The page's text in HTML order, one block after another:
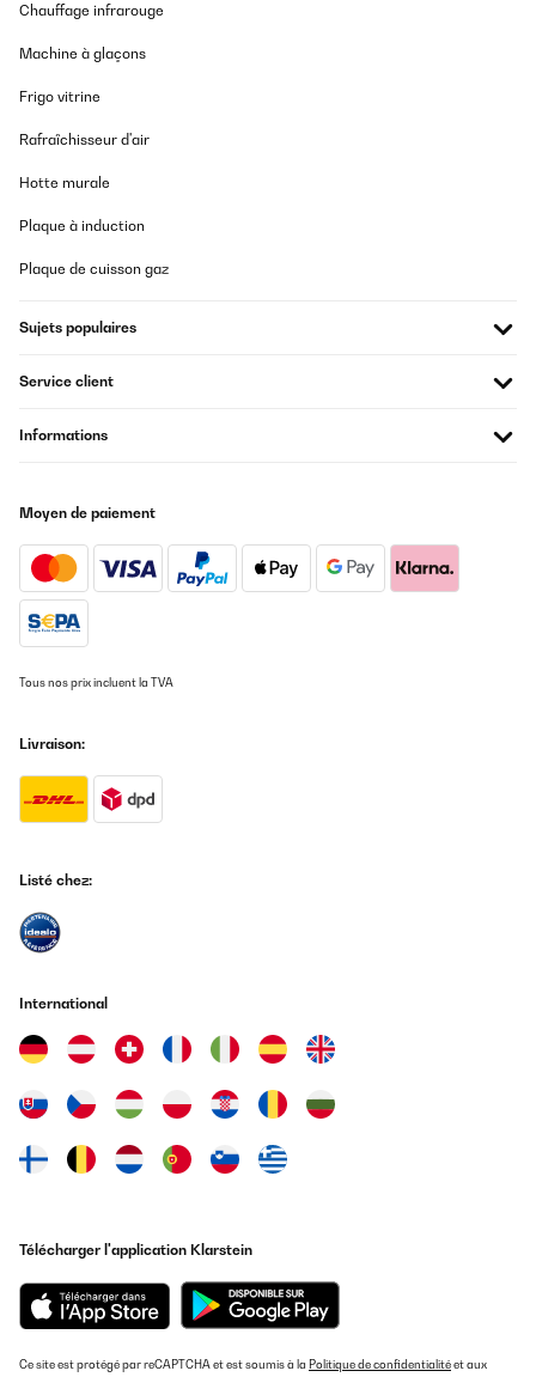
Chauffage infrarouge
Machine à glaçons
Frigo vitrine
Rafraîchisseur d'air
Hotte murale
Plaque à induction
Plaque de cuisson gaz
Sujets populaires
Service client
Informations
Moyen de paiement
Tous nos prix incluent la TVA
Livraison:
Listé chez:
International
Télécharger l'application Klarstein
Ce site est protégé par reCAPTCHA et est soumis à la Politique de confidentialitéet aux